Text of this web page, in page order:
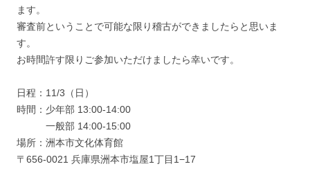
ます。
審査前ということで可能な限り稽古ができましたらと思いま
す。
お時間許す限りご参加いただけましたら幸いです。
日程：11/3（日）
時間：少年部 13:00-14:00
一般部 14:00-15:00
場所：洲本市文化体育館
〒656-0021 兵庫県洲本市塩屋1丁目1−17